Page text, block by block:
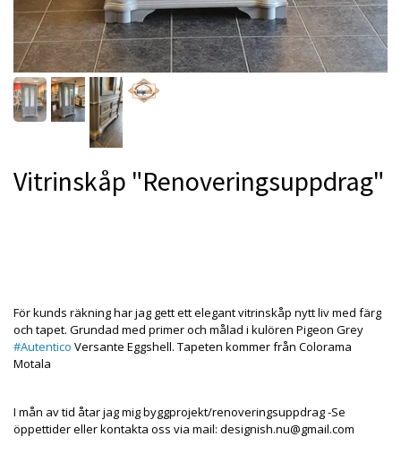
Vitrinskåp "Renoveringsuppdrag"
För kunds räkning har jag gett ett elegant vitrinskåp nytt liv med färg
och tapet. Grundad med primer och målad i kulören Pigeon Grey
#Autentico Versante Eggshell. Tapeten kommer från Colorama
Motala
I mån av tid åtar jag mig byggprojekt/renoveringsuppdrag -Se
öppettider eller kontakta oss via mail: designish.nu@gmail.com